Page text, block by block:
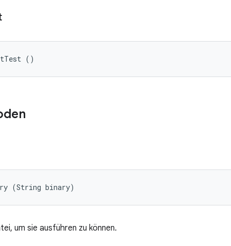
()
(String binary)
um sie ausführen zu können.